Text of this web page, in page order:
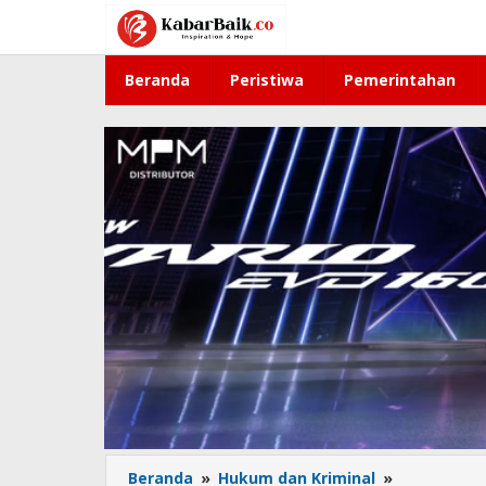
konten
Beranda Peristiwa Pemerintahan
Beranda » Hukum dan Kriminal »